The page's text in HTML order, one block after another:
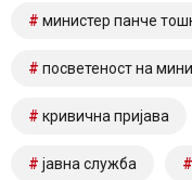
министер панче
посветеност на
кривична пријава
јавна служба